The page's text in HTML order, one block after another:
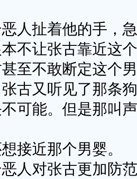
扯着他的手，急
让张古靠近这
不敢断定这个
古又听见了那条
可能。但是那叫
近那个男婴。
对张古更加防范